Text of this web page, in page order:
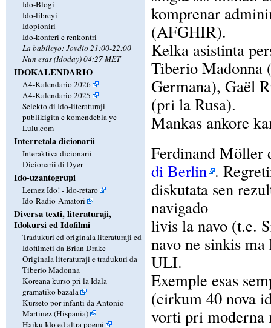
Ido-Blogi
Ido-libreyi
Idopioniri
Ido-konferi e renkontri
La babileyo: Jovdio 21:00-22:00
Nun esas (Idoday) 04:27 MET
IDOKALENDARIO
A4-Kalendario 2026
A4-Kalendario 2025
Selekto di Ido-literaturaji
publikigita e komendebla ye
Lulu.com
Interretala dicionarii
Interaktiva dicionarii
Dicionarii di Dyer
Ido-uzantogrupi
Lernez Ido! - Ido-retaro
Ido-Radio-Amatori
Diversa texti, literaturaji,
Idokursi ed Idofilmi
Tradukuri ed originala literaturaji ed
Idofilmeti da Brian Drake
Originala literaturaji e tradukuri da
Tiberio Madonna
Koreana kurso pri la Idala
gramatiko bazala
Kurseto por infanti da Antonio
Martinez (Hispania)
Haiku Ido ed altra poemi
komprenar
(AFGHIR).
Kelka asistinta
Tiberio Madonna
Germana), Gaël
(pri la Rusa).
Mankas ankore
Ferdinand Möller
di Berlin .
diskutata sen
navigado
livis la navo (t.e.
navo ne sinkis
ULI.
Exemple esas
(cirkum 40 nova
vorti pri moderna